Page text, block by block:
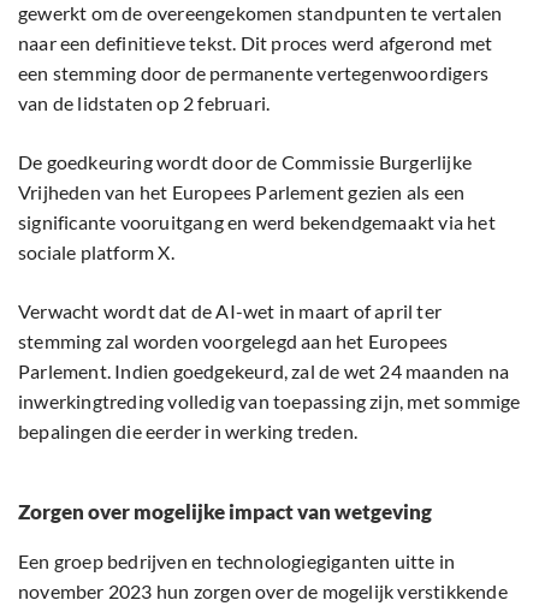
gewerkt om de overeengekomen standpunten te vertalen
naar een definitieve tekst. Dit proces werd afgerond met
een stemming door de permanente vertegenwoordigers
van de lidstaten op 2 februari.
De goedkeuring wordt door de Commissie Burgerlijke
Vrijheden van het Europees Parlement gezien als een
significante vooruitgang en werd bekendgemaakt via het
sociale platform X.
Verwacht wordt dat de AI-wet in maart of april ter
stemming zal worden voorgelegd aan het Europees
Parlement. Indien goedgekeurd, zal de wet 24 maanden na
inwerkingtreding volledig van toepassing zijn, met sommige
bepalingen die eerder in werking treden.
Zorgen over mogelijke impact van wetgeving
Een groep bedrijven en technologiegiganten uitte in
november 2023 hun zorgen over de mogelijk verstikkende